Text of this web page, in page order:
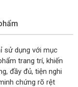
sử dụng với mục
trang trí, khiến
đầy đủ, tiện nghi
chứng rõ rệt